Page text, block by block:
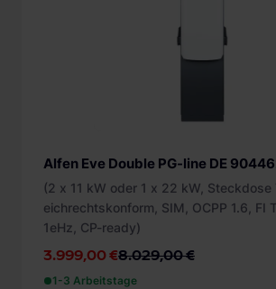
(2 x 11 kW oder 1 x 22 kW, Steckdose
eichrechtskonform, SIM, OCPP 1.6, FI
1eHz, CP-ready)
3.999,00 €8.029,00 €
1-3 Arbeitstage